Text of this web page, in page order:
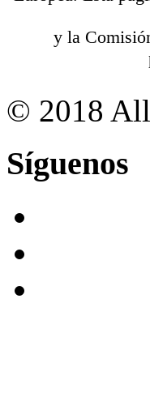
y la
© 2018 All
Síguenos